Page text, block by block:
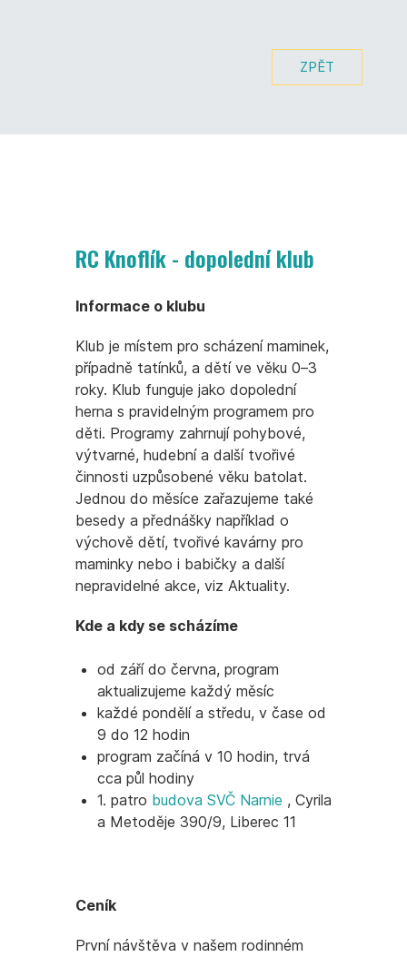
ZPĚT
RC Knoflík - dopolední klub
Informace o klubu
Klub je místem pro scházení maminek,
případně tatínků, a dětí ve věku 0–3
roky. Klub funguje jako dopolední
herna s pravidelným programem pro
děti. Programy zahrnují pohybové,
výtvarné, hudební a další tvořivé
činnosti uzpůsobené věku batolat.
Jednou do měsíce zařazujeme také
besedy a přednášky například o
výchově dětí, tvořivé kavárny pro
maminky nebo i babičky a další
nepravidelné akce, viz Aktuality.
Kde a kdy se scházíme
od září do června, program
aktualizujeme každý měsíc
každé pondělí a středu, v čase od
9 do 12 hodin
program začíná v 10 hodin, trvá
cca půl hodiny
1. patro budova SVČ Narnie , Cyrila
a Metoděje 390/9, Liberec 11
Ceník
První návštěva v našem rodinném